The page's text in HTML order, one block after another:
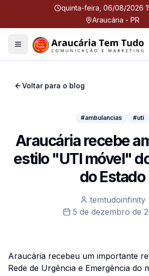
quinta-feira, 06/08/2026
Araucária - PR
Menu
Voltar para o blog
#ambulancias #uti
Araucária recebe
estilo "UTI móvel"
do Estado
temtudoinfinity
5 de dezembro de
Araucária recebeu um importante
Rede de Urgência e Emergência do